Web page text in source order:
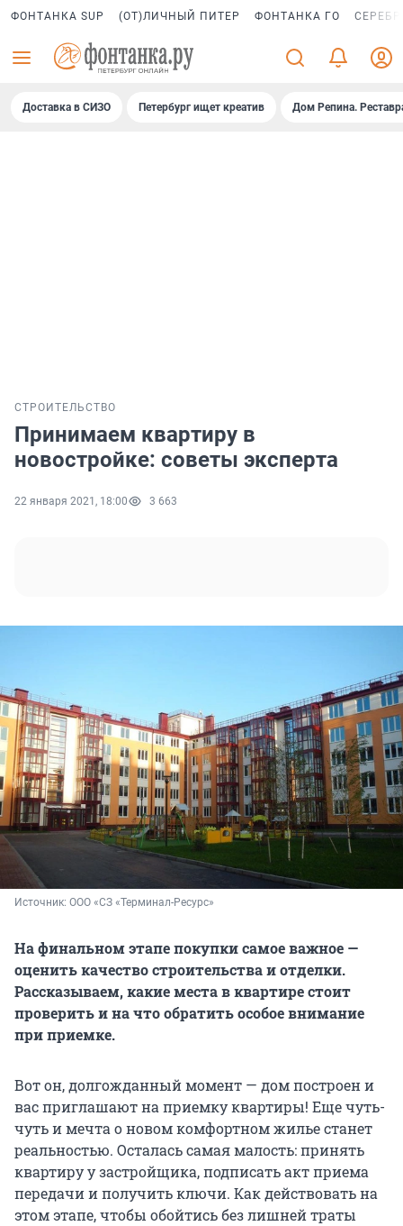
ФОНТАНКА SUP (ОТ)ЛИЧНЫЙ ПИТЕР ФОНТАНКА ГО
Доставка в СИЗО Петербург ищет креатив Дом Репина.
СТРОИТЕЛЬСТВО
Принимаем квартиру в
новостройке: советы эксперта
22 января 2021, 18:00 3 663
Источник: ООО «СЗ «Терминал-Ресурс»
На финальном этапе покупки самое важное —
оценить качество строительства и отделки.
Рассказываем, какие места в квартире стоит
проверить и на что обратить особое внимание
при приемке.
Вот он, долгожданный момент — дом построен и
вас приглашают на приемку квартиры! Еще чуть-
чуть и мечта о новом комфортном жилье станет
реальностью. Осталась самая малость: принять
квартиру у застройщика, подписать акт приема
передачи и получить ключи. Как действовать на
этом этапе, чтобы обойтись без лишней траты